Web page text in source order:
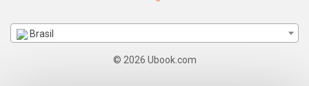
Brasil
© 2026 Ubook.com